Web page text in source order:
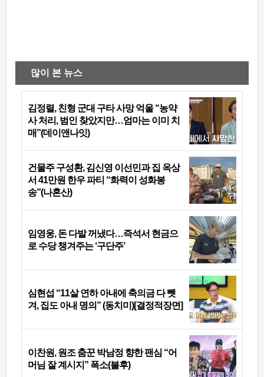
많이 본 뉴스
김정렬, 친형 군대 구타 사망 억울 “농약
사 처리, 범인 찾았지만…엄마는 이미 치
매”(데이앤나잇)
건물주 구성환, 김신영 이선민과 집 옥상
서 41만원 한우 파티 “화력이 성화봉
송”(나혼산)
임영웅, 돈 다발 꺼냈다…즉석서 현금으
로 수당 챙겨주는 ‘구단주’
심현섭 “11살 연하 아내에 축의금 다 뺏
겨, 집도 아내 명의” (동치미)[결정적장면]
이찬원, 원조 춤꾼 박남정 향한 팬심 “어
머님 잘 계시지” 폭소(불후)